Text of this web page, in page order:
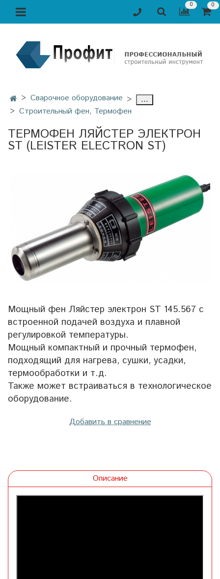
0 0
Сварочное оборудование
...
Строительный фен, Термофен
ТЕРМОФЕН ЛЯЙСТЕР ЭЛЕКТРОН
ST (LEISTER ELECTRON ST)
Мощный фен Ляйстер электрон ST 145.567 с
встроенной подачей воздуха и плавной
регулировкой температуры.
Мощный компактный и прочный термофен,
подходящий для нагрева, сушки, усадки,
термообработки и т.д.
Также может встраиваться в технологическое
оборудование.
Добавить в сравнение
Описание